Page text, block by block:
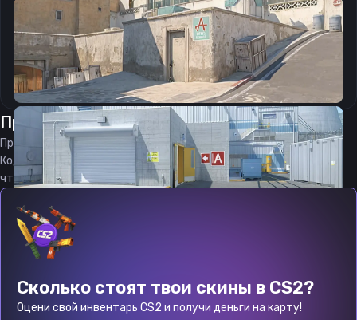
CSGO-HJUnM-3Ya4t-NYmfx-SckTW-sSBUM
Скопировать
Прицелэлементот 09.08.2026
Прицел elemeNt является актуальным на
09.08.2026
Код прицела
CS 2 стараемся еженедельно обновлять,
чтобы вы могли играть с актуальными настройками игрока.
Сколько стоят твои скины в CS2?
Оцени свой инвентарь CS2 и получи деньги на карту!